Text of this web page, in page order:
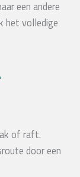
een andere
het volledige
of raft.
door een